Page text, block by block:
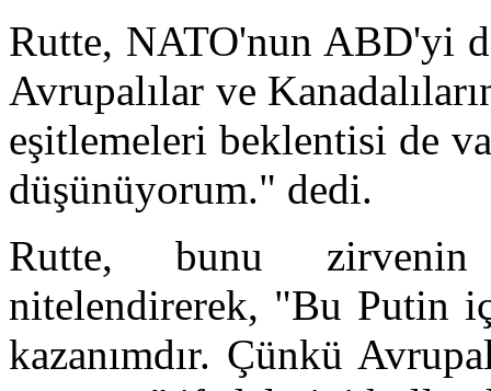
Rutte, NATO'nun ABD'yi
Avrupalılar ve
eşitlemeleri beklentisi de
düşünüyorum." dedi.
Rutte, bunu zirvenin
nitelendirerek, "Bu Putin
kazanımdır. Çünkü